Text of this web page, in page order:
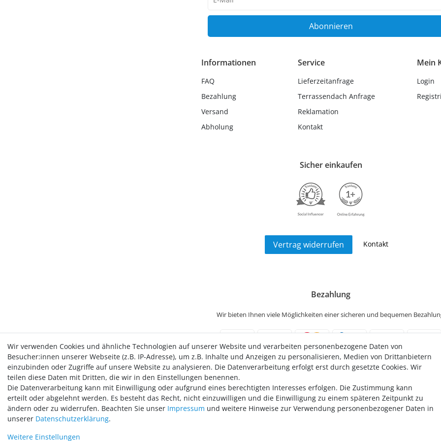
Honig
Abonnieren
Informationen
FAQ
Bezahlung
Versand
Abholung
Service
Lieferzeitanfrage
Terrassendach Anfrage
Reklamation
Kontakt
Mein
Login
Sicher einkaufen
Vertrag widerrufen Kontakt
Bezahlung
Wir bieten Ihnen viele Möglichkeiten einer sicheren und bequemen
AGB Widerrufsrecht Datenschutz Impressum
Wir verwenden Cookies und ähnliche Technologien auf unserer Website und verarbeiten personenbezogene Daten von
Besucher:innen unserer Webseite (z.B. IP-Adresse), um z.B. Inhalte und Anzeigen zu personalisieren, Medien von Drittanbietern
einzubinden oder Zugriffe auf unsere Website zu analysieren. Die Datenverarbeitung erfolgt erst durch gesetzte Cookies. Wir
teilen diese Daten mit Dritten, die wir in den Einstellungen benennen.
Die Datenverarbeitung kann mit Einwilligung oder aufgrund eines berechtigten Interesses erfolgen. Die Zustimmung kann
erteilt oder abgelehnt werden. Es besteht das Recht, nicht einzuwilligen und die Einwilligung zu einem späteren Zeitpunkt zu
ändern oder zu widerrufen. Beachten Sie unser Impressum und weitere Hinweise zur Verwendung personenbezogener Daten in
unserer Daten­schutz­erklärung.
Weitere Einstellungen